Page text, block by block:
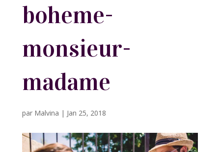
boheme-
monsieur-
madame
par Malvina | Jan 25, 2018